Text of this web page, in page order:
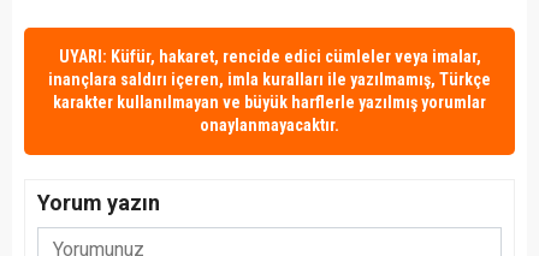
UYARI: Küfür, hakaret, rencide edici cümleler veya imalar,
inançlara saldırı içeren, imla kuralları ile yazılmamış, Türkçe
karakter kullanılmayan ve büyük harflerle yazılmış yorumlar
onaylanmayacaktır.
Yorum yazın